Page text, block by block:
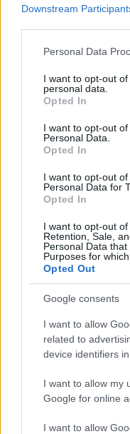
Downstream
Please note that this
not limited to your visit
grant or deny consent
use your data for
consent section.
Personal Data
I want to opt-out
personal data.
Opted In
I want to opt-out
Personal Data.
Opted In
I want to opt-out
Personal Data for
Opted In
I want to opt-out of
Retention, Sale,
Personal Data
Purposes for
Opted Out
Google consents
I want to allow
related to
device identifiers in
I want to allow my
Google for online
I want to allow
apostando por el
Dolan y Pere Milla en
Getafe
La actualidad del
Wolverhampton se
Getafe para afrontar
Mayoral al Monterrey
‘Rayados’ pagaría
El Girona ha cerrado
marroquí Ounahi, pero
duda por molestias y
titularísimos para
roto el ligamento
fichar otro portero.
Levante